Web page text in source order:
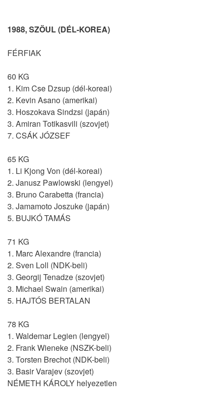
1988, SZÖUL (DÉL-KOREA)
FÉRFIAK
60 KG
1. Kim Cse Dzsup (dél-koreai)
2. Kevin Asano (amerikai)
3. Hoszokava Sindzsi (japán)
3. Amiran Totikasvili (szovjet)
7. CSÁK JÓZSEF
65 KG
1. Li Kjong Von (dél-koreai)
2. Janusz Pawlowski (lengyel)
3. Bruno Carabetta (francia)
3. Jamamoto Joszuke (japán)
5. BUJKÓ TAMÁS
71 KG
1. Marc Alexandre (francia)
2. Sven Loll (NDK-beli)
3. Georgij Tenadze (szovjet)
3. Michael Swain (amerikai)
5. HAJTÓS BERTALAN
78 KG
1. Waldemar Legien (lengyel)
2. Frank Wieneke (NSZK-beli)
3. Torsten Brechot (NDK-beli)
3. Basir Varajev (szovjet)
NÉMETH KÁROLY helyezetlen